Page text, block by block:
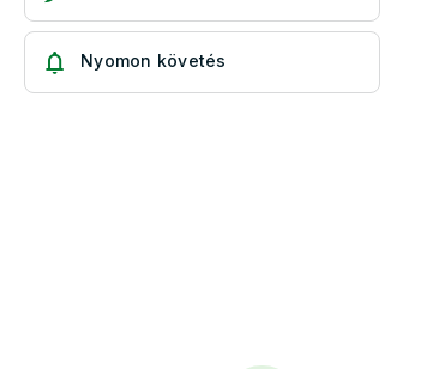
Nyomon követés